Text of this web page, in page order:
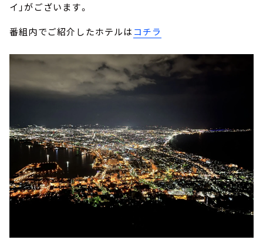
イ」がございます。
番組内でご紹介したホテルは コチラ